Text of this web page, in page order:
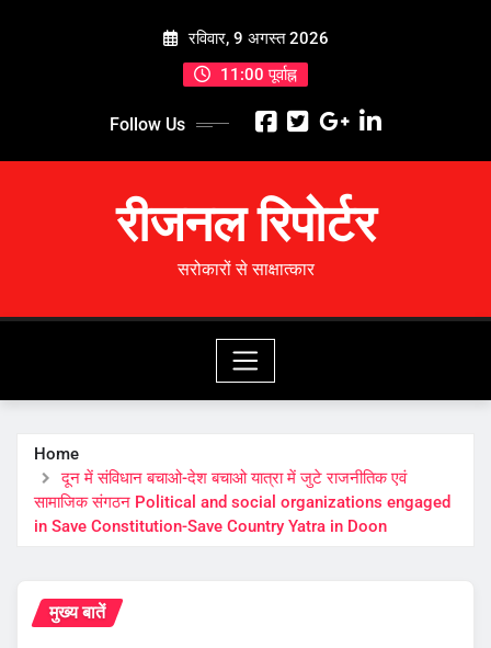
रविवार, 9 अगस्त 2026
11:00 पूर्वाह्न
Follow Us
रीजनल रिपोर्टर
सरोकारों से साक्षात्कार
Home
दून में संविधान बचाओ-देश बचाओ यात्रा में जुटे राजनीतिक एवं
सामाजिक संगठन Political and social organizations engaged
in Save Constitution-Save Country Yatra in Doon
मुख्य बातें